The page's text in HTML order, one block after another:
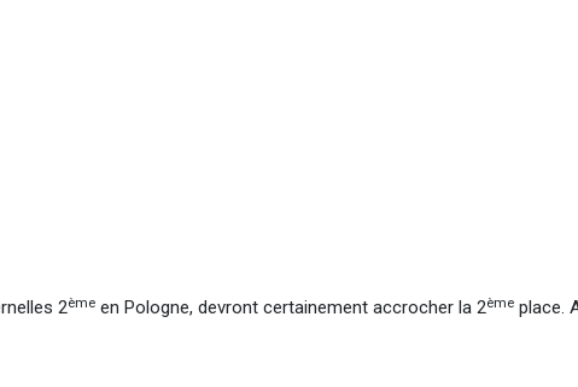
2èmeen Pologne, devront certainement accrocher la 2èmeplace.